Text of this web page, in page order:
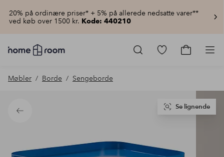
20% på ordinære priser* + 5% på allerede nedsatte varer**
ved køb over 1500 kr. Kode: 440210
Homeroom
–
hjemmet
pris
Gå
Gå
Møbler Borde Sengeborde
Tilbage
Se lignende